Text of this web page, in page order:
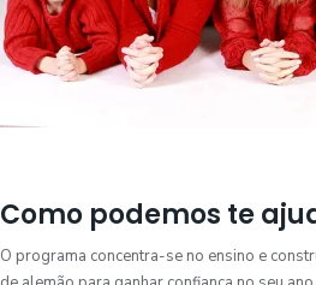
Como podemos te
O programa concentra-se no ensino e